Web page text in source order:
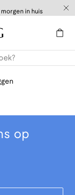
in huis
op